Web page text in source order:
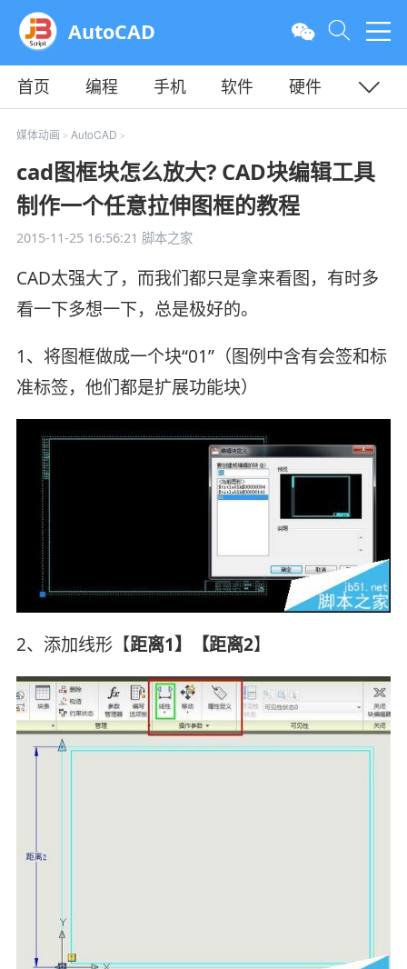
AutoCAD
首页 编程 手机 软件
硬件
教程
平面
媒体动画 > AutoCAD >
cad图框块怎么放大? CAD块编辑工具
制作一个任意拉伸图框的教程
2015-11-25 16:56:21 脚本之家
CAD太强大了，而我们都只是拿来看图，有时多
看一下多想一下，总是极好的。
1、将图框做成一个块“01”（图例中含有会签和标
准标签，他们都是扩展功能块）
2、添加线形【距离1】【距离2】